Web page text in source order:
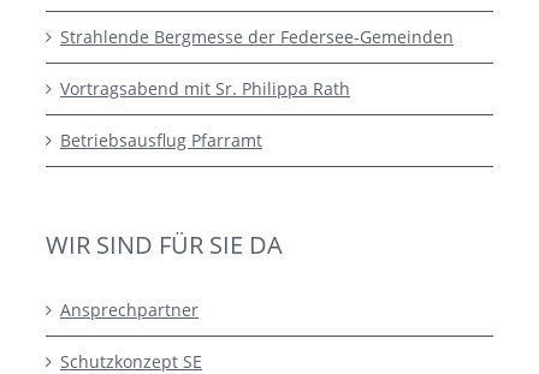
Strahlende Bergmesse der Federsee-Gemeinden
Vortragsabend mit Sr. Philippa Rath
Betriebsausflug Pfarramt
WIR SIND FÜR SIE DA
Ansprechpartner
Schutzkonzept SE